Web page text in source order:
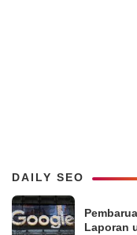
DAILY SEO
Laporan